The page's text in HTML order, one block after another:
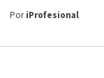
PoriProfesional